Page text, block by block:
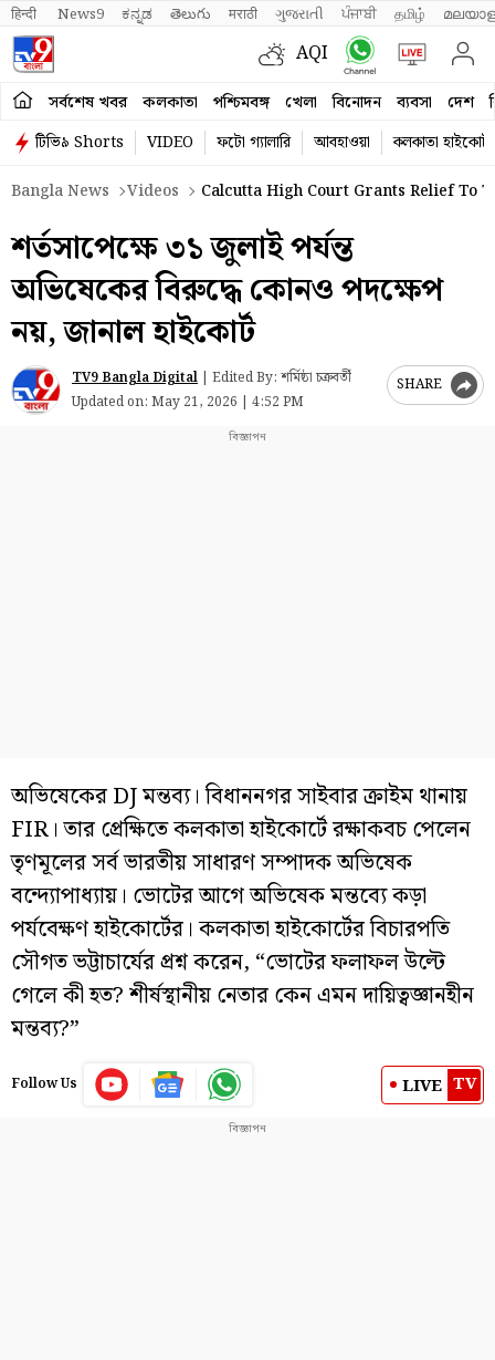
हिन्दी News9 ಕನ್ನಡ తెలుగు मराठी ગુજરાતી ਪੰਜਾਬੀ தமிழ்
AQI
সর্বশেষ খবর কলকাতা পশ্চিমবঙ্গ খেলা বিনোদন ব্যবসা দেশ
টিভি৯ Shorts VIDEO ফটো গ্যালারি আবহাওয়া
কলকাতা হাইকোর্ট
Bangla News
Videos Calcutta High Court Grants Relief To
শর্তসাপেক্ষে ৩১ জুলাই পর্যন্ত
অভিষেকের বিরুদ্ধে কোনও পদক্ষেপ
নয়, জানাল হাইকোর্ট
TV9 Bangla Digital | Edited By: শর্মিষ্ঠা চক্রবর্তী
Updated on: May 21, 2026 | 4:52 PM
SHARE
অভিষেকের DJ মন্তব্য। বিধাননগর সাইবার ক্রাইম থানায়
FIR। তার প্রেক্ষিতে কলকাতা হাইকোর্টে রক্ষাকবচ পেলেন
তৃণমূলের সর্ব ভারতীয় সাধারণ সম্পাদক অভিষেক
বন্দ্যোপাধ্যায়। ভোটের আগে অভিষেক মন্তব্যে কড়া
পর্যবেক্ষণ হাইকোর্টের। কলকাতা হাইকোর্টের বিচারপতি
সৌগত ভট্টাচার্যের প্রশ্ন করেন, “ভোটের ফলাফল উল্টে
গেলে কী হত? শীর্ষস্থানীয় নেতার কেন এমন দায়িত্বজ্ঞানহীন
মন্তব্য?”
Follow Us LIVE TV